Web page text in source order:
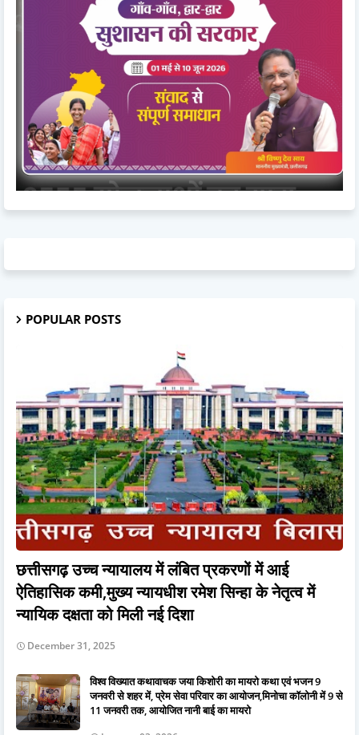
POPULAR POSTS
छत्तीसगढ़ उच्च न्यायालय में लंबित प्रकरणों में आई
ऐतिहासिक कमी,मुख्य न्यायधीश रमेश सिन्हा के नेतृत्व में
न्यायिक दक्षता को मिली नई दिशा
December 31, 2025
विश्व विख्यात कथावाचक जया किशोरी का मायरो कथा एवं भजन 9
जनवरी से शहर में, प्रेम सेवा परिवार का आयोजन,मिनोचा कॉलोनी में 9 से
11 जनवरी तक, आयोजित नानी बाई का मायरो